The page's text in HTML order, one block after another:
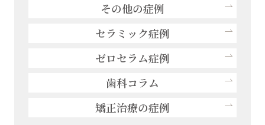
その他の症例
セラミック症例
ゼロセラム症例
歯科コラム
矯正治療の症例